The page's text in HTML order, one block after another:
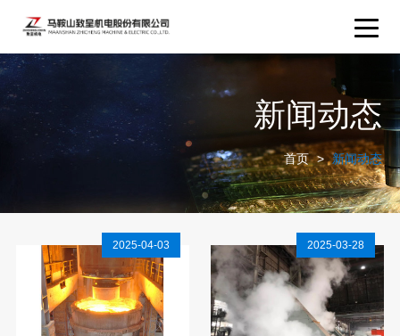
新闻动态
首页 > 新闻动态
2025-04-03 2025-03-28